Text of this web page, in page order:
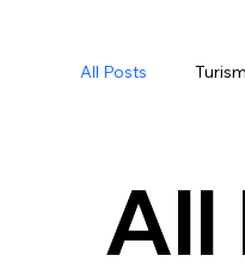
All Posts
All